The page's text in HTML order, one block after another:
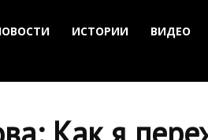
ИСТОРИИ ВИДЕО